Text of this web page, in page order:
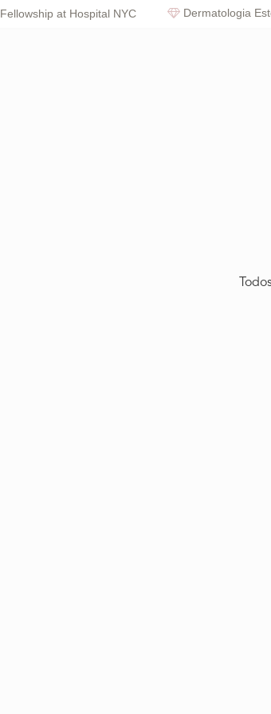
Dermatologia
Fellowship at Hospital NYC